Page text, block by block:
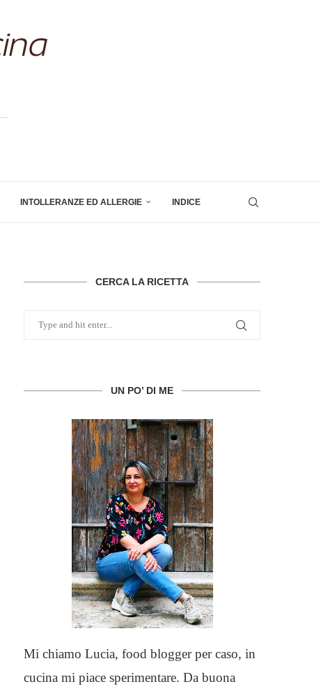
INTOLLERANZE ED ALLERGIE INDICE
CERCA LA RICETTA
UN PO’ DI ME
Mi chiamo Lucia, food blogger per caso, in
cucina mi piace sperimentare. Da buona